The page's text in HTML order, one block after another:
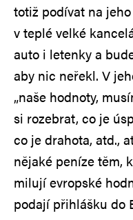
totiž podívat na
v teplé velké
auto i letenky a
aby nic neřekl. V
„naše hodnoty,
si rozebrat, co je
co je drahota, atd.,
nějaké peníze těm,
milují evropské
podají přihlášku do